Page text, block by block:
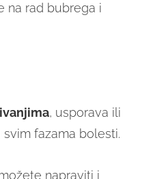
na rad bubrega i
, usporava ili
fazama bolesti.
napraviti i